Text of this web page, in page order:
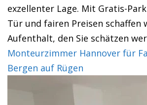
exzellenter Lage. Mit Gratis-
Tür und fairen Preisen schaffen
Aufenthalt, den Sie schätzen
Monteurzimmer Hannover für
Bergen auf Rügen